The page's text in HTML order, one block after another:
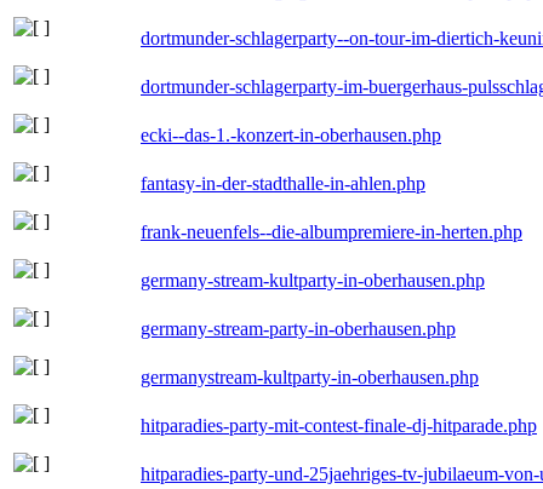
dortmunder-schlagerparty--on-tour-im-diertich-
dortmunder-schlagerparty-im-buergerhaus-
ecki--das-1.-konzert-in-oberhausen.php
fantasy-in-der-stadthalle-in-ahlen.php
frank-neuenfels--die-albumpremiere-in-herten.php
germany-stream-kultparty-in-oberhausen.php
germany-stream-party-in-oberhausen.php
germanystream-kultparty-in-oberhausen.php
hitparadies-party-mit-contest-finale-dj-hitparade.php
hitparadies-party-und-25jaehriges-tv-jubilaeum-